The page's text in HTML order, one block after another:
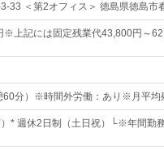
3-33 ＜第2オフィス＞ 徳島県徳島
※上記には固定残業代43,800円～
60分）※時間外労働：あり※月平
* 週休2日制（土日祝）└※年間勤